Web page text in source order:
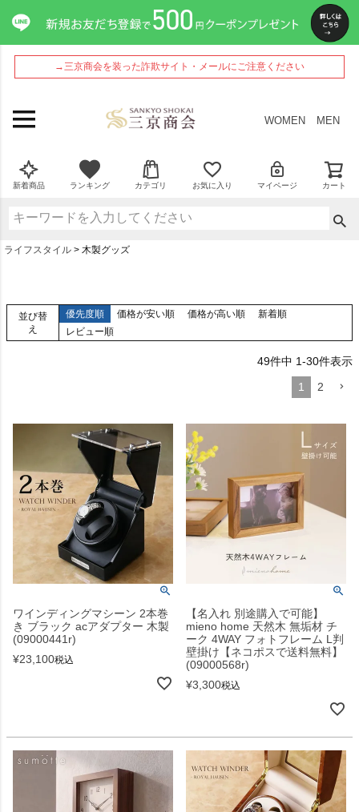
→三京商会を装った詐欺サイト・メールにご注意ください
WOMEN MEN
新着商品 ランキング カテゴリ お気に入り マイページ カート
ライフスタイル 木製グッズ
並び替
え
優先度順 価格が安い順 価格が高い順
新着順
レビュー順
49件中 1-30件表示
1
2
ワインディングマシーン 2本巻
き ブラック acアダプター 木製
(09000441r)
¥23,100税込
【名入れ 別途購入で可能】
mieno home 天然木 無垢材 チ
ーク 4WAY フォトフレーム L判
壁掛け【ネコポスで送料無料】
(09000568r)
¥3,300税込